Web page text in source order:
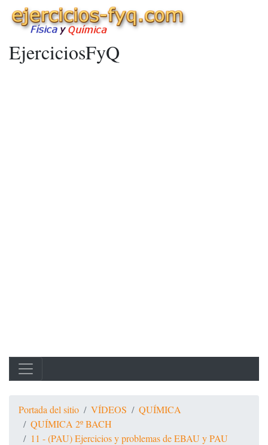
EjerciciosFyQ
Portada del sitio VÍDEOS
QUÍMICA
QUÍMICA 2º BACH
11 - (PAU) Ejercicios y problemas de EBAU y PAU